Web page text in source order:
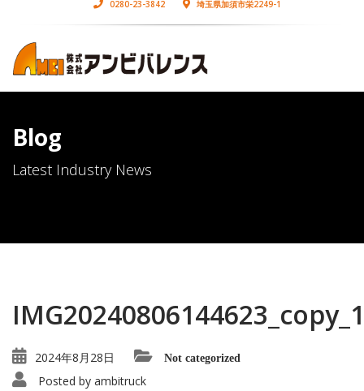
0280-23-3842 埼玉県加須市栄2249-1
Blog
Latest Industry News
2024年8月28日 Not categorized
Posted by ambitruck